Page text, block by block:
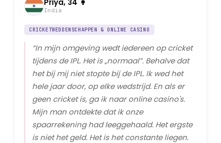
Priya, 34 👩
India
CRICKETWEDDENSCHAPPEN & ONLINE CASINO
“In mijn omgeving wedt iedereen op cricket
tijdens de IPL. Het is „normaal”. Behalve dat
het bij mij niet stopte bij de IPL. Ik wed het
hele jaar door, op elke wedstrijd. En als er
geen cricket is, ga ik naar online casino's.
Mijn man ontdekte dat ik onze
spaarrekening had leeggehaald. Het ergste
is niet het geld. Het is het constante liegen.